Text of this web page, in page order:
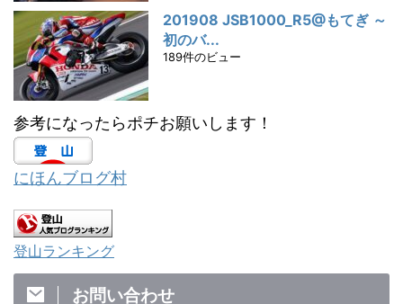
201908 JSB1000_R5@もてぎ ～
初のバ...
189件のビュー
参考になったらポチお願いします！
にほんブログ村
登山ランキング
お問い合わせ